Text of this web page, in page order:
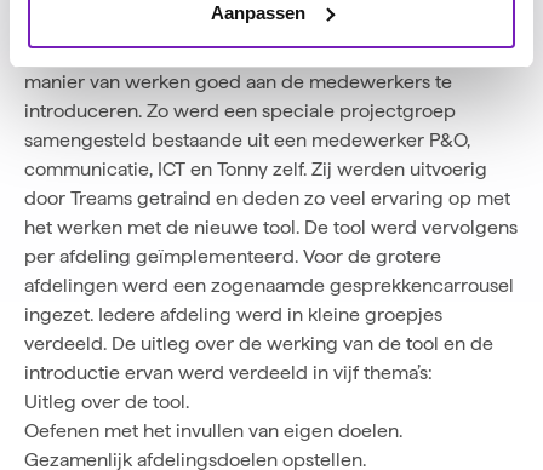
Aanpassen
modules Doelen & Feedback. Binnen Wonen Limburg
werd veel aandacht besteed om de tool en de nieuwe
manier van werken goed aan de medewerkers te
introduceren. Zo werd een speciale projectgroep
samengesteld bestaande uit een medewerker P&O,
communicatie, ICT en Tonny zelf. Zij werden uitvoerig
door Treams getraind en deden zo veel ervaring op met
het werken met de nieuwe tool. De tool werd vervolgens
per afdeling geïmplementeerd. Voor de grotere
afdelingen werd een zogenaamde gesprekkencarrousel
ingezet. Iedere afdeling werd in kleine groepjes
verdeeld. De uitleg over de werking van de tool en de
introductie ervan werd verdeeld in vijf thema’s:
Uitleg over de tool.
Oefenen met het invullen van eigen doelen.
Gezamenlijk afdelingsdoelen opstellen.